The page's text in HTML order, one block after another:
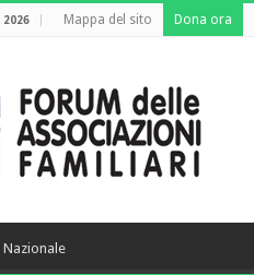
2026 Mappa del sito Dona ora
Nazionale